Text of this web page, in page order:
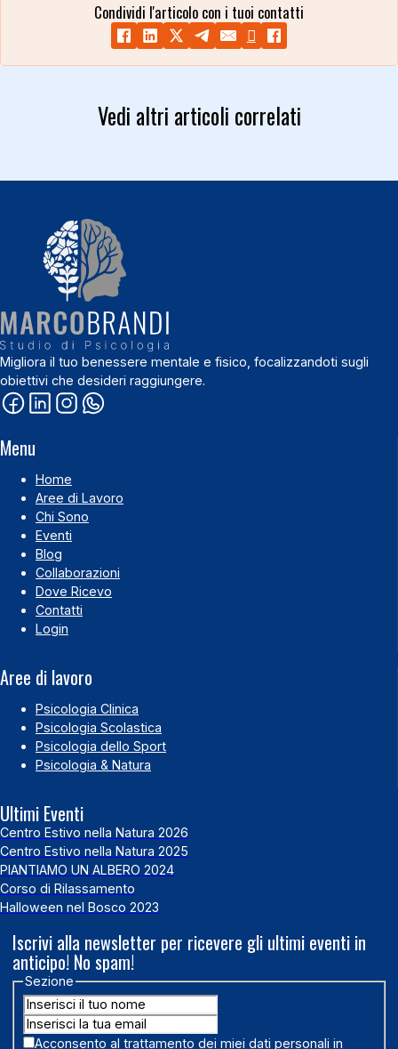
Condividi l'articolo con i tuoi contatti
Vedi altri articoli correlati
Migliora il tuo benessere mentale e fisico, focalizzandoti sugli
obiettivi che desideri raggiungere.
Menu
Home
Aree di Lavoro
Chi Sono
Eventi
Blog
Collaborazioni
Dove Ricevo
Contatti
Login
Aree di lavoro
Psicologia Clinica
Psicologia Scolastica
Psicologia dello Sport
Psicologia & Natura
Ultimi Eventi
Centro Estivo nella Natura 2026
Centro Estivo nella Natura 2025
PIANTIAMO UN ALBERO 2024
Corso di Rilassamento
Halloween nel Bosco 2023
Iscrivi alla newsletter per ricevere gli ultimi eventi in
anticipo! No spam!
Sezione
Acconsento al trattamento dei miei dati personali in